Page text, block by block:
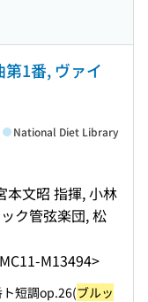
1番, ヴァイ
本文昭 指揮, 小林
ク管弦楽団, 松
M13494>
National Diet Library
短調op.26(ブルッ